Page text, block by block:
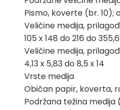
Pismo, koverte (br. 10);
Veličine medija,
105 x 148 do 216 do
Veličine medija,
4,13 x 5,83 do 8,5 x 14
Vrste medija
Običan papir, koverta,
Podržana težina